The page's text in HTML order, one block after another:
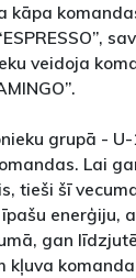
veidoja
grupā -
Lai
tieši šī
enerģiju,
gan
komanda